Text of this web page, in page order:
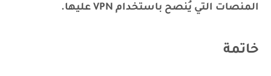
المنصات التي يُنصح باستخدام VPN عليها.
خاتمة